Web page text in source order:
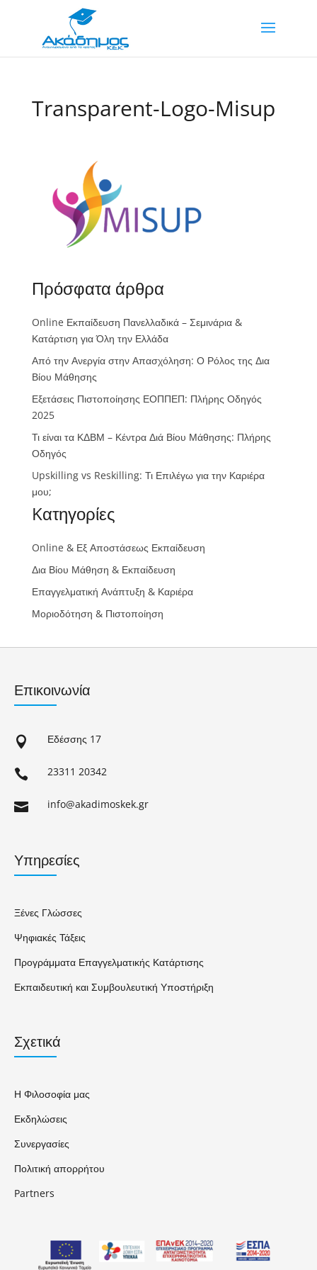
Transparent-Logo-Misup
Πρόσφατα άρθρα
Online Εκπαίδευση Πανελλαδικά – Σεμινάρια &
Κατάρτιση για Όλη την Ελλάδα
Από την Ανεργία στην Απασχόληση: Ο Ρόλος της Δια
Βίου Μάθησης
Εξετάσεις Πιστοποίησης ΕΟΠΠΕΠ: Πλήρης Οδηγός
2025
Τι είναι τα ΚΔΒΜ – Κέντρα Διά Βίου Μάθησης: Πλήρης
Οδηγός
Upskilling vs Reskilling: Τι Επιλέγω για την Καριέρα
μου;
Kατηγορίες
Online & Εξ Αποστάσεως Εκπαίδευση
Δια Βίου Μάθηση & Εκπαίδευση
Επαγγελματική Ανάπτυξη & Καριέρα
Μοριοδότηση & Πιστοποίηση
Επικοινωνία
 Εδέσσης 17
 23311 20342
 info@akadimoskek.gr
Υπηρεσίες
Ξένες Γλώσσες
Ψηφιακές Τάξεις
Προγράμματα Επαγγελματικής Κατάρτισης
Εκπαιδευτική και Συμβουλευτική Υποστήριξη
Σχετικά
Η Φιλοσοφία μας
Εκδηλώσεις
Συνεργασίες
Πολιτική απορρήτου
Partners